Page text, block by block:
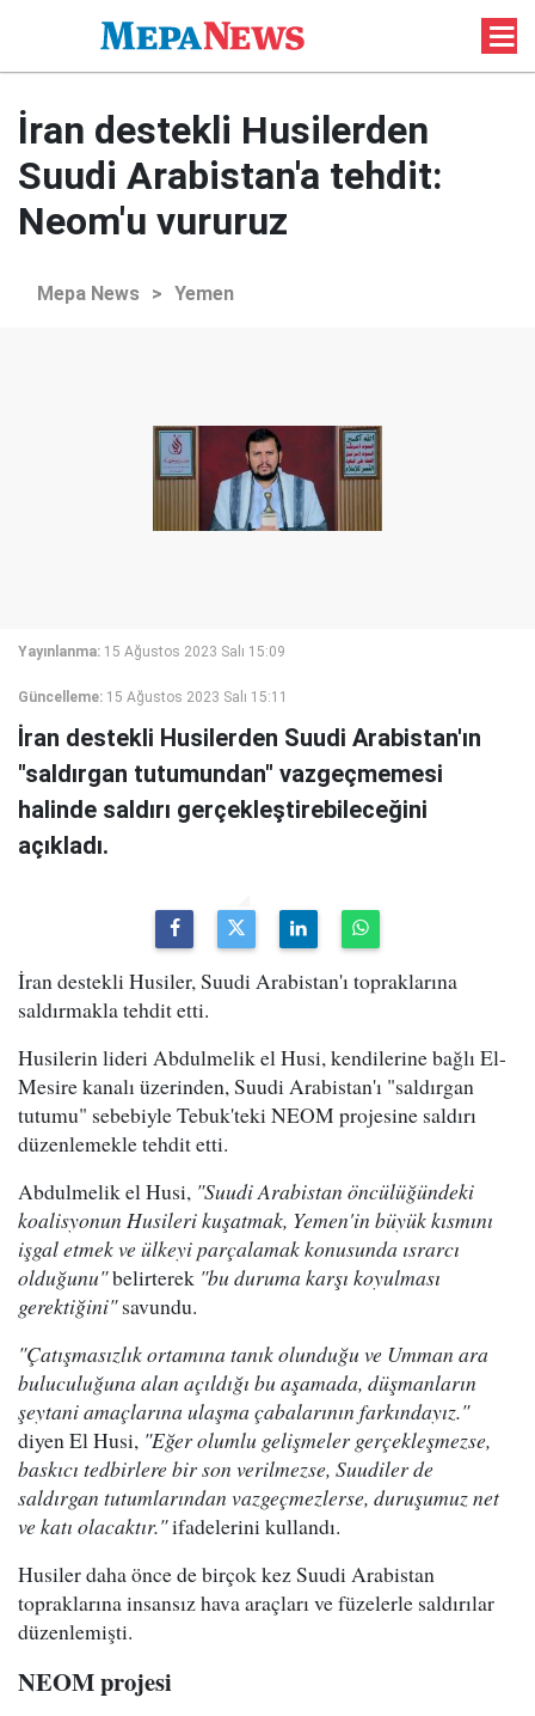
İran destekli Husilerden
Suudi Arabistan'a tehdit:
Neom'u vururuz
Mepa News > Yemen
Yayınlanma: 15 Ağustos 2023 Salı 15:09
Güncelleme: 15 Ağustos 2023 Salı 15:11
İran destekli Husilerden Suudi Arabistan'ın
"saldırgan tutumundan" vazgeçmemesi
halinde saldırı gerçekleştirebileceğini
açıkladı.
İran destekli Husiler, Suudi Arabistan'ı topraklarına
saldırmakla tehdit etti.
Husilerin lideri Abdulmelik el Husi, kendilerine bağlı El-
Mesire kanalı üzerinden, Suudi Arabistan'ı "saldırgan
tutumu" sebebiyle Tebuk'teki NEOM projesine saldırı
düzenlemekle tehdit etti.
Abdulmelik el Husi, "Suudi Arabistan öncülüğündeki
koalisyonun Husileri kuşatmak, Yemen'in büyük kısmını
işgal etmek ve ülkeyi parçalamak konusunda ısrarcı
olduğunu"belirterek "bu duruma karşı koyulması
gerektiğini"savundu.
"Çatışmasızlık ortamına tanık olunduğu ve Umman ara
buluculuğuna alan açıldığı bu aşamada, düşmanların
şeytani amaçlarına ulaşma çabalarının farkındayız."
diyen El Husi, "Eğer olumlu gelişmeler gerçekleşmezse,
baskıcı tedbirlere bir son verilmezse, Suudiler de
saldırgan tutumlarından vazgeçmezlerse, duruşumuz net
ve katı olacaktır."ifadelerini kullandı.
Husiler daha önce de birçok kez Suudi Arabistan
topraklarına insansız hava araçları ve füzelerle saldırılar
düzenlemişti.
NEOM projesi